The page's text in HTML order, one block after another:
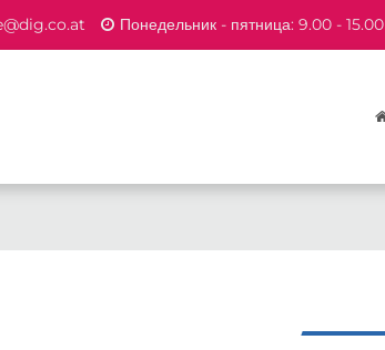
Понедельник - пятница: 9.00 - 15.00